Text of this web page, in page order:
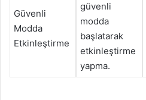
Güvenli
Modda
Etkinleştirme
güvenli
modda
başlatarak
etkinleştirme
yapma.